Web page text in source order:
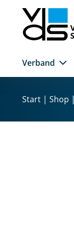
I
Verband
Start | Shop |